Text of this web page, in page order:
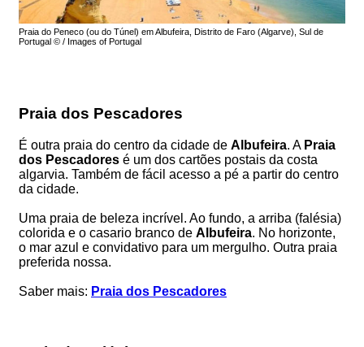
Praia do Peneco (ou do Túnel) em Albufeira, Distrito de Faro (Algarve), Sul de
Portugal © / Images of Portugal
Praia dos Pescadores
É outra praia do centro da cidade de Albufeira. A Praia
dos Pescadores é um dos cartões postais da costa
algarvia. Também de fácil acesso a pé a partir do centro
da cidade.
Uma praia de beleza incrível. Ao fundo, a arriba (falésia)
colorida e o casario branco de Albufeira. No horizonte,
o mar azul e convidativo para um mergulho. Outra praia
preferida nossa.
Saber mais: Praia dos Pescadores